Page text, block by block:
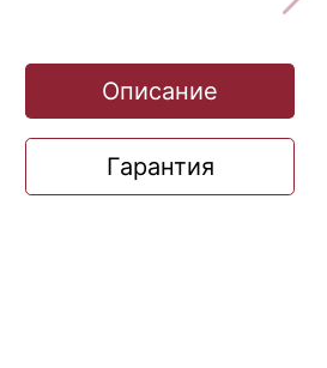
Описание
Гарантия